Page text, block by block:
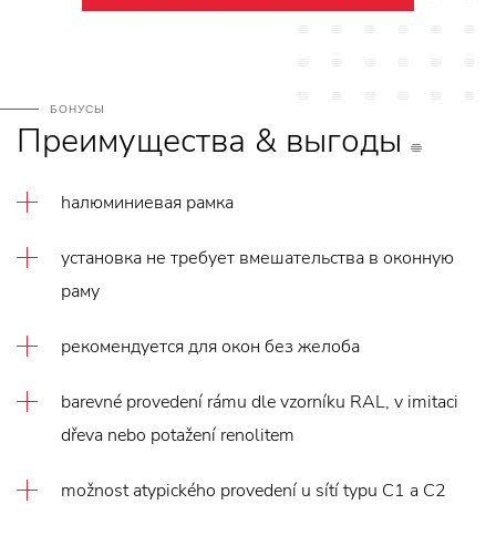
БОНУСЫ
Преимущества & выгоды
hалюминиевая рамка
установка не требует вмешательства в оконную
раму
рекомендуется для окон без желоба
barevné provedení rámu dle vzorníku RAL, v imitaci
dřeva nebo potažení renolitem
možnost atypického provedení u sítí typu C1 a C2